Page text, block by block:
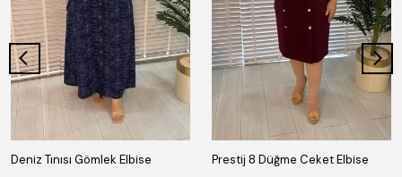
Deniz Tınısı Gömlek Elbise Prestij 8 Düğme Ceket Elbise